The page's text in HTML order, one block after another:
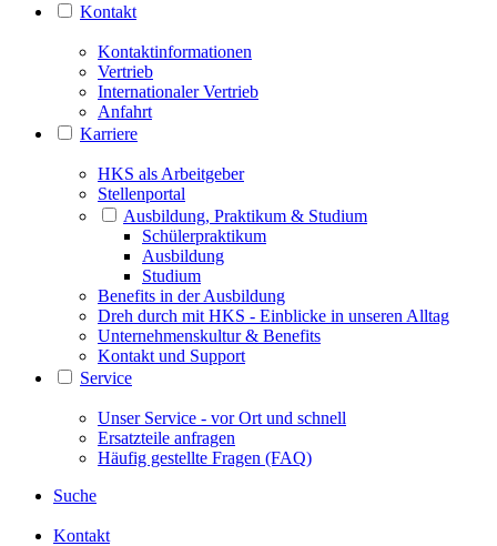
Kontakt
Kontaktinformationen
Vertrieb
Internationaler Vertrieb
Anfahrt
Karriere
HKS als Arbeitgeber
Stellenportal
Ausbildung, Praktikum & Studium
Schülerpraktikum
Ausbildung
Studium
Benefits in der Ausbildung
Dreh durch mit HKS - Einblicke in unseren Alltag
Unternehmenskultur & Benefits
Kontakt und Support
Service
Unser Service - vor Ort und schnell
Ersatzteile anfragen
Häufig gestellte Fragen (FAQ)
Suche
Kontakt